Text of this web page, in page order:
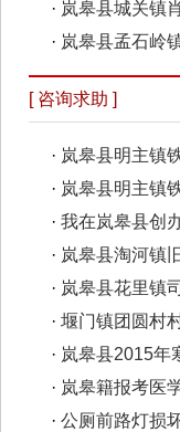
· 岚皋县城关镇
· 岚皋县孟石岭
[ 咨询求助 ]
· 岚皋县明主镇
· 岚皋县明主镇
· 我在岚皋县创
· 岚皋县淘河镇
· 岚皋县花里镇
· 堰门镇团圆村
· 岚皋县2015年
· 岚皋籍报考医
· 公厕前路灯损